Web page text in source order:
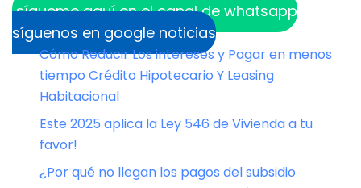
sígueme aquí en el canal de whatsapp
síguenos en google noticias
Cómo Reducir Los intereses y Pagar en menos
tiempo Crédito Hipotecario Y Leasing
Habitacional
Este 2025 aplica la Ley 546 de Vivienda a tu
favor!
¿Por qué no llegan los pagos del subsidio